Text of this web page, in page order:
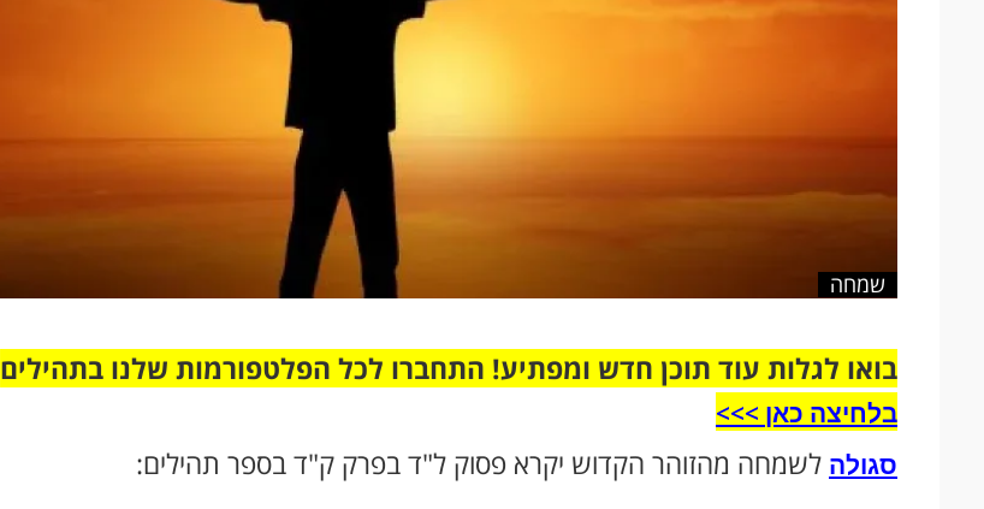
שמחה
בואו לגלות עוד תוכן חדש ומפתיע! התחברו לכל הפלטפורמות שלנו בתהילים
בלחיצה כאן >>>​
סגולה לשמחה מהזוהר הקדוש יקרא פסוק ל"ד בפרק ק"ד בספר תהילים: